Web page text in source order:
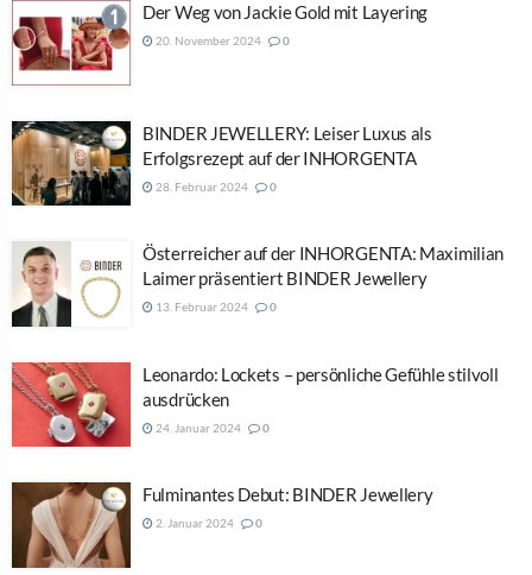
Der Weg von Jackie Gold mit Layering
20. November 2024 0
BINDER JEWELLERY: Leiser Luxus als
Erfolgsrezept auf der INHORGENTA
28. Februar 2024 0
Österreicher auf der INHORGENTA: Maximilian
Laimer präsentiert BINDER Jewellery
13. Februar 2024 0
Leonardo: Lockets – persönliche Gefühle stilvoll
ausdrücken
24. Januar 2024 0
Fulminantes Debut: BINDER Jewellery
2. Januar 2024 0